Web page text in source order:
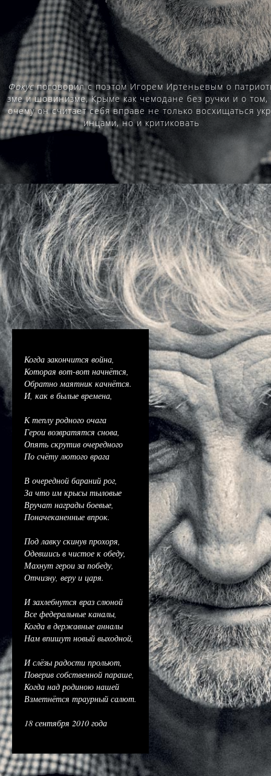
Фокуспоговорил с поэтом Игорем Иртеньевым о
зме и шовинизме, Крыме как чемодане без ручки и о том,
очему он считает себя вправе не только восхищаться
инцами, но и критиковать
Когда закончится война,
Которая вот-вот начнётся,
Обратно маятник качнётся.
И, как в былые времена,
К теплу родного очага
Герои возвратятся снова,
Опять скрутив очередного
По счёту лютого врага
В очередной бараний рог,
За что им крысы тыловые
Вручат награды боевые,
Поначеканенные впрок.
Под лавку скинув прохоря,
Одевшись в чистое к обеду,
Махнут герои за победу,
Отчизну, веру и царя.
И захлебнутся враз слюной
Все федеральные каналы,
Когда в державные анналы
Нам впишут новый выходной,
И слёзы радости прольют,
Поверив собственной параше,
Когда над родиною нашей
Взметнётся траурный салют.
18 сентября 2010 года